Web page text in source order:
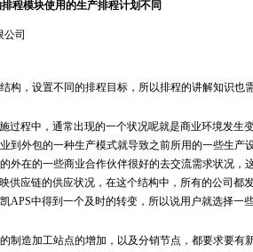
程模块使用的生产排程计划不同
司
，设置不同的排程目标，所以排程的讲解知识也
程中，通常出现的一个状况呢就是商业环境发生
到外包的一种生产模式就导致之前所用的一些生产
外在的一些商业合作伙伴很好的去交流需求状况，
供应链的供应状况，在这个结构中，所有的公司都
中得到一个及时的转变，所以说用户就选择一
造加工站点的增加，以及分销节点，都要求要有